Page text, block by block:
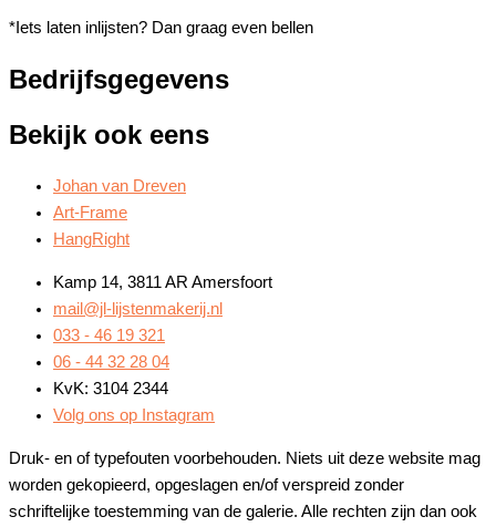
*Iets laten inlijsten? Dan graag even bellen
Bedrijfsgegevens
Bekijk ook eens
Johan van Dreven
Art-Frame
HangRight
Kamp 14, 3811 AR Amersfoort
mail@jl-lijstenmakerij.nl
033 - 46 19 321
06 - 44 32 28 04
KvK: 3104 2344
Volg ons op Instagram
Druk- en of typefouten voorbehouden. Niets uit deze website mag
worden gekopieerd, opgeslagen en/of verspreid zonder
schriftelijke toestemming van de galerie. Alle rechten zijn dan ook